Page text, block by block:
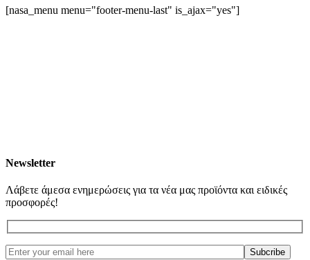
[nasa_menu menu="footer-menu-last" is_ajax="yes"]
Newsletter
Λάβετε άμεσα ενημερώσεις για τα νέα μας προϊόντα και ειδικές
προσφορές!